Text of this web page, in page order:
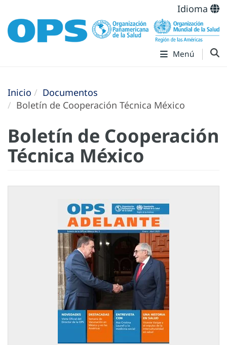
Idioma
Menú
Inicio
Documentos
Boletín de Cooperación Técnica México
Boletín de Cooperación
Técnica México